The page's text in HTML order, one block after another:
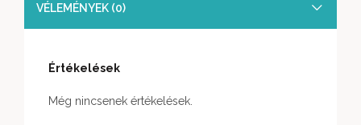
VÉLEMÉNYEK (0)
Értékelések
Még nincsenek értékelések.